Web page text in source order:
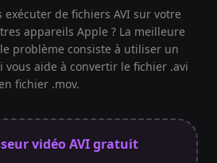
exécuter de fichiers AVI sur votre
appareils Apple ? La meilleure
problème consiste à utiliser un
vous aide à convertir le fichier .avi
en fichier .mov.
vidéo AVI gratuit